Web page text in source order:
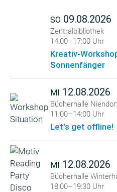
SO 09.08.2026
Zentralbibliothek
14:00–17:00 Uhr
Kreativ-
Sonnenfänger
MI 12.08.2026
Bücherhalle
11:00–14:00 Uhr
Let's get offline!
MI 12.08.2026
Bücherhalle
18:00–19:30 Uhr